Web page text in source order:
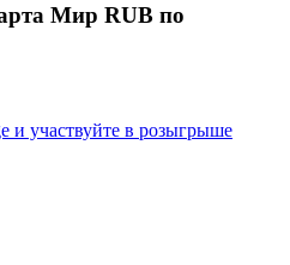
Мир RUB по
и участвуйте в розыгрыше